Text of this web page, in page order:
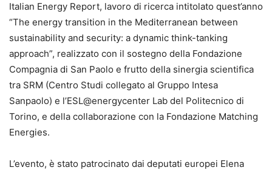
Italian Energy Report, lavoro di ricerca intitolato quest’anno
“The energy transition in the Mediterranean between
sustainability and security: a dynamic think-tanking
approach”, realizzato con il sostegno della Fondazione
Compagnia di San Paolo e frutto della sinergia scientifica
tra SRM (Centro Studi collegato al Gruppo Intesa
Sanpaolo) e l’ESL@energycenter Lab del Politecnico di
Torino, e della collaborazione con la Fondazione Matching
Energies.
L’evento, è stato patrocinato dai deputati europei Elena